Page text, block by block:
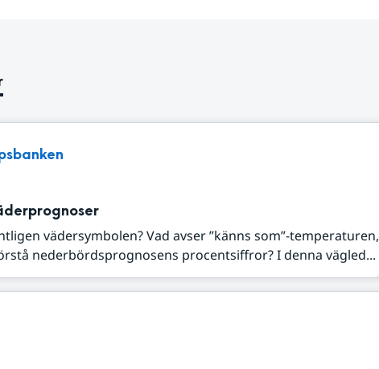
vädersymbolen? Vad avser ”känns som”-temperaturen,
nederbördsprognosens procentsiffror? I denna vägled...